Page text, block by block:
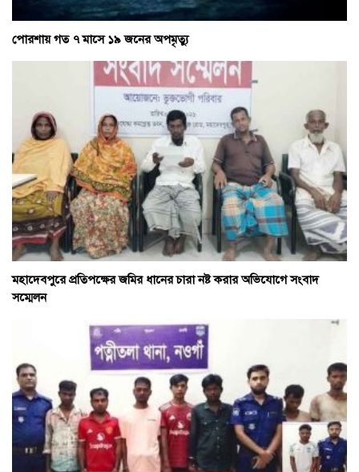
পোরশায় গত ৭ মাসে ১৯ জনের অপমৃত্যু
মহাদেবপুরে প্রতিপক্ষের জমির ধানের চারা নষ্ট করার অভিযোগে সংবাদ
সম্মেলন